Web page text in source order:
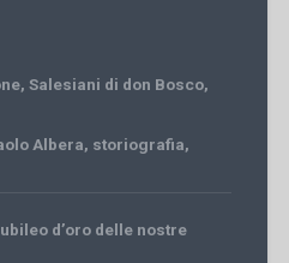
, Salesiani di don Bosco,
Albera, storiografia,
d’oro delle nostre